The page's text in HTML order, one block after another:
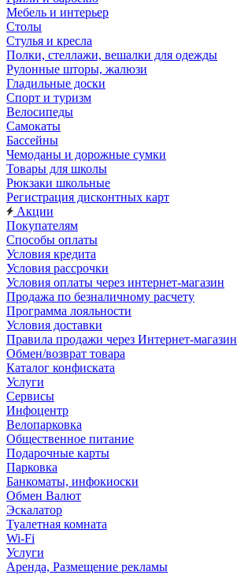
Мебель и интерьер
Столы
Стулья и кресла
Полки, стеллажи, вешалки для одежды
Рулонные шторы, жалюзи
Гладильные доски
Спорт и туризм
Велосипеды
Самокаты
Бассейны
Чемоданы и дорожные сумки
Товары для школы
Рюкзаки школьные
Регистрация дисконтных карт
Акции
Покупателям
Способы оплаты
Условия кредита
Условия рассрочки
Условия оплаты через интернет-магазин
Продажа по безналичному расчету
Программа лояльности
Условия доставки
Правила продажи через Интернет-магазин
Обмен/возврат товара
Каталог конфиската
Услуги
Сервисы
Инфоцентр
Велопарковка
Общественное питание
Подарочные карты
Парковка
Банкоматы, инфокиоски
Обмен Валют
Эскалатор
Туалетная комната
Wi-Fi
Услуги
Аренда, Размещение рекламы